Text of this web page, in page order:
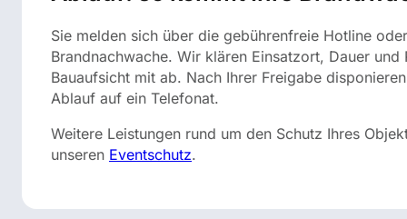
Sie melden sich über die gebührenfreie Hotline
Brandnachwache. Wir klären Einsatzort, Dauer
Bauaufsicht mit ab. Nach Ihrer Freigabe
Ablauf auf ein Telefonat.
Weitere Leistungen rund um den Schutz Ihres
unseren Eventschutz.